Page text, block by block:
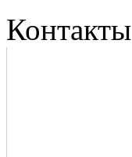
Контакты